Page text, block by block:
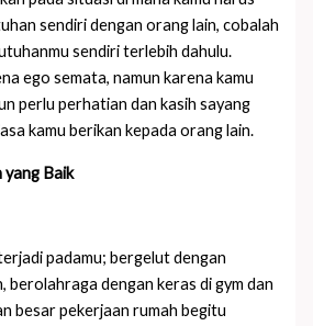
sendiri dengan orang lain, cobalah
sendiri terlebih dahulu.
ego semata, namun karena kamu
perlu perhatian dan kasih sayang
kamu berikan kepada orang lain.
yang Baik
padamu; bergelut dengan
berolahraga dengan keras di gym dan
besar pekerjaan rumah begitu